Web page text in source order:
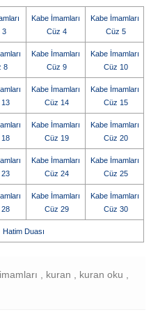
3
Kabe İmamları
Cüz 4
Kabe İmamları
Cüz 5
8
Kabe İmamları
Cüz 9
Kabe İmamları
Cüz 10
Kabe İmamları
Cüz 14
Kabe İmamları
Cüz 15
Kabe İmamları
Cüz 19
Kabe İmamları
Cüz 20
Kabe İmamları
Cüz 24
Kabe İmamları
Cüz 25
Kabe İmamları
Cüz 29
Kabe İmamları
Cüz 30
Duası
, kuran , kuran oku ,